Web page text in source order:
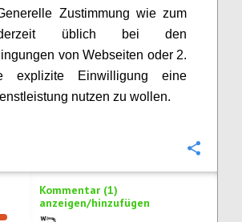
Zustimmung wie zum
üblich bei den
von Webseiten oder 2.
Einwilligung eine
nutzen zu wollen.
Kommentar (1)
anzeigen/hinzufügen